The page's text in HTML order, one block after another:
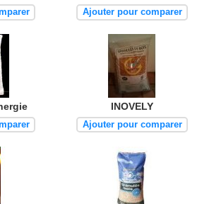
Ajouter pour comparer
INOVELY
Ajouter pour comparer